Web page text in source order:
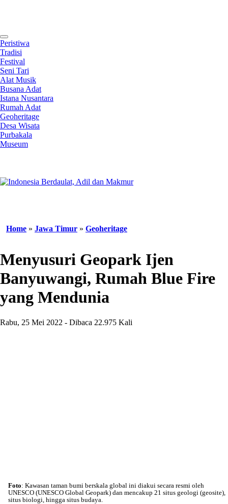
Peristiwa
Tradisi
Festival
Seni Tari
Alat Musik
Busana Adat
Istana Nusantara
Rumah Adat
Geoheritage
Desa Wisata
Purbakala
Museum
Home » Jawa Timur » Geoheritage
Menyusuri Geopark Ijen
Banyuwangi, Rumah Blue Fire
yang Mendunia
Rabu, 25 Mei 2022 - Dibaca 22.975 Kali
Foto: Kawasan taman bumi berskala global ini diakui secara resmi oleh
UNESCO (UNESCO Global Geopark) dan mencakup 21 situs geologi (geosite),
situs biologi, hingga situs budaya.